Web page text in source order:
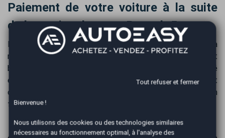
Paiement de votre voiture à la suite
de la reprise de votre Renault 5
Recevez le paiement de votre Renault 5 E-Tech dès la
reprise, par virement bancaire sécurisé. Le virement
bancaire est privilégié pour un règlement en toute sécurité
et commodité. Généralement, l'intégralité des fonds est
créditée sur votre compte bancaire dans les 24 heures, en
fonction des délais interbancaires.
Tout refuser et fermer
Bienvenue !
Nous utilisons des cookies ou des technologies similaires
nécessaires au fonctionnement optimal, à l'analyse des